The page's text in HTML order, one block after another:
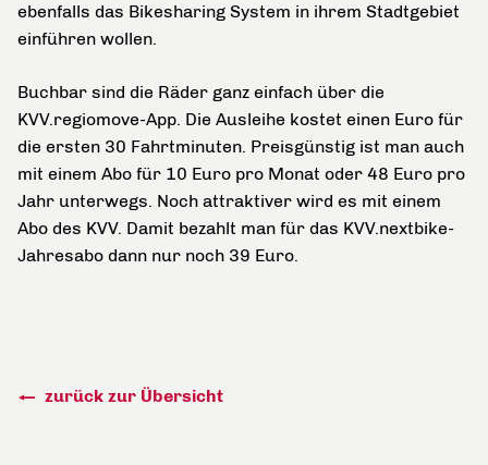
ebenfalls das Bikesharing System in ihrem Stadtgebiet
einführen wollen.
Buchbar sind die Räder ganz einfach über die
KVV.regiomove-App. Die Ausleihe kostet einen Euro für
die ersten 30 Fahrtminuten. Preisgünstig ist man auch
mit einem Abo für 10 Euro pro Monat oder 48 Euro pro
Jahr unterwegs. Noch attraktiver wird es mit einem
Abo des KVV. Damit bezahlt man für das KVV.nextbike-
Jahresabo dann nur noch 39 Euro.
zurück zur Übersicht